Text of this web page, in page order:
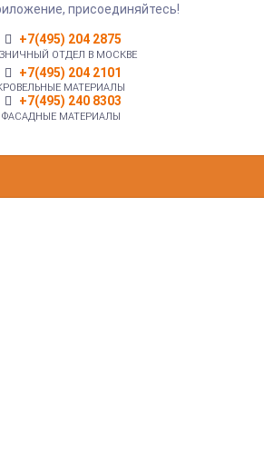
присоединяйтесь!
+7(495) 204 2875
ОТДЕЛ В МОСКВЕ
+7(495) 204 2101
МАТЕРИАЛЫ
+7(495) 240 8303
ФАСАДНЫЕ МАТЕРИАЛЫ